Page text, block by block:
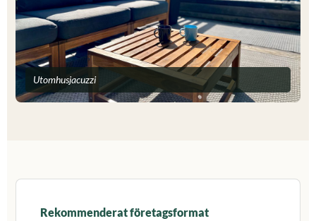
Utomhusjacuzzi
Rekommenderat företagsformat